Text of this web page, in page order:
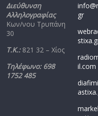
Διεύθυνση
Αλληλογραφίας
Κων/νου Τρυπάνη
30
Τ.Κ.: 821 32 – Χίος
Τηλέφωνο: 698
1752 485
gr
il.com